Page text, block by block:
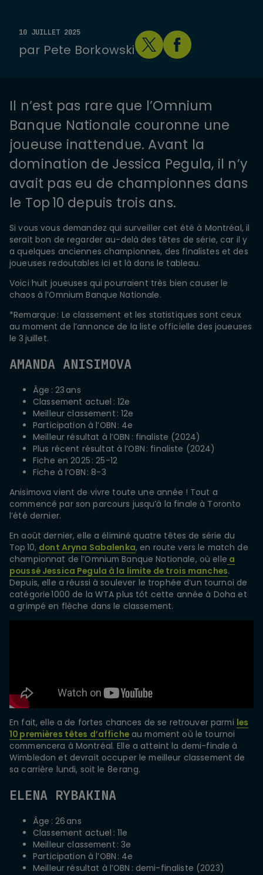
10 JUILLET 2025
par Pete Borkowski
Il n’est pas rare que l’Omnium
Banque Nationale couronne une
joueuse inattendue. Avant la
domination de Jessica Pegula, il n’y
avait pas eu de championnes dans
le Top 10 depuis trois ans.
Si vous vous demandez qui surveiller cet été à Montréal, il
serait bon de regarder au-delà des têtes de série, car il y
a quelques anciennes championnes, des finalistes et des
joueuses redoutables ici et là dans le tableau.
Voici huit joueuses qui pourraient très bien causer le
chaos à l’Omnium Banque Nationale.
*Remarque : Le classement et les statistiques sont ceux
au moment de l’annonce de la liste officielle des joueuses
le 3 juillet.
AMANDA ANISIMOVA
Âge : 23 ans
Classement actuel : 12e
Meilleur classement : 12e
Participation à l’OBN : 4e
Meilleur résultat à l’OBN : finaliste (2024)
Plus récent résultat à l’OBN : finaliste (2024)
Fiche en 2025 : 25-12
Fiche à l’OBN : 8-3
Anisimova vient de vivre toute une année ! Tout a
commencé par son parcours jusqu’à la finale à Toronto
l’été dernier.
En août dernier, elle a éliminé quatre têtes de série du
Top 10, dont Aryna Sabalenka, en route vers le match de
championnat de l’Omnium Banque Nationale, où elle a
poussé Jessica Pegula à la limite de trois manches.
Depuis, elle a réussi à soulever le trophée d’un tournoi de
catégorie 1000 de la WTA plus tôt cette année à Doha et
a grimpé en flèche dans le classement.
En fait, elle a de fortes chances de se retrouver parmi les
10 premières têtes d’afficheau moment où le tournoi
commencera à Montréal. Elle a atteint la demi-finale à
Wimbledon et devrait occuper le meilleur classement de
sa carrière lundi, soit le 8e rang.
ELENA RYBAKINA
Âge : 26 ans
Classement actuel : 11e
Meilleur classement : 3e
Participation à l’OBN : 4e
Meilleur résultat à l’OBN : demi-finaliste (2023)